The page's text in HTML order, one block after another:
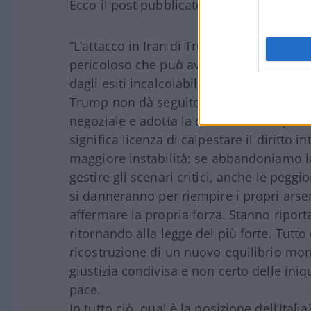
Ecco il post pubblicato da Giuseppe
“L’attacco in Iran di Trump, a fianco del
pericoloso che può avere conseguenze
dagli esiti incalcolabili, generando
Trump non dà seguito ai suoi iniziali
negoziale e adotta la dottrina
significa licenza di calpestare il diritto
maggiore instabilità: se abbandoniamo
gestire gli scenari critici, anche le
si danneranno per riempire i propri
affermare la propria forza. Stanno
ritornando alla legge del più forte.
ricostruzione di un nuovo equilibrio
giustizia condivisa e non certo delle
pace.